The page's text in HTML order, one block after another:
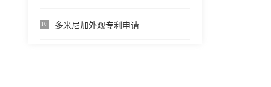
10 多米尼加外观专利申请